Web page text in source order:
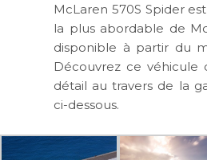
McLaren 570S Spider
la plus abordable de
disponible à partir du
Découvrez ce véhicule
détail au travers de la
ci-dessous.